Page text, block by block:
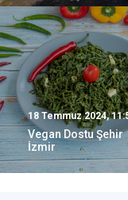
18 Temmuz 2024,
Vegan Dostu Şehir
İzmir